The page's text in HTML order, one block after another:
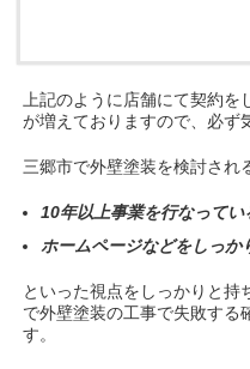
上記のように店舗にて契約を
が増えておりますので、必ず
三郷市で外壁塗装を検討され
10年以上事業を行なってい
ホームページなどをしっか
といった視点をしっかりと持
で外壁塗装の工事で失敗する
す。